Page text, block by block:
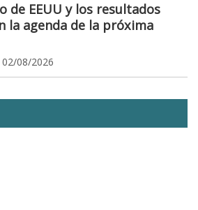
de EEUU y los resultados
la agenda de la próxima
02/08/2026